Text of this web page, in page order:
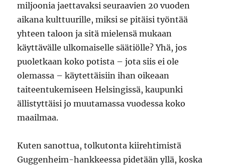
miljoonia jaettavaksi seuraavien 20 vuoden
aikana kulttuurille, miksi se pitäisi työntää
yhteen taloon ja sitä mielensä mukaan
käyttävälle ulkomaiselle säätiölle? Yhä, jos
puoletkaan koko potista – jota siis ei ole
olemassa – käytettäisiin ihan oikeaan
taiteentukemiseen Helsingissä, kaupunki
ällistyttäisi jo muutamassa vuodessa koko
maailmaa.
Kuten sanottua, tolkutonta kiirehtimistä
Guggenheim-hankkeessa pidetään yllä, koska